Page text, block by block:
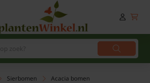
Sierbomen Acacia bomen